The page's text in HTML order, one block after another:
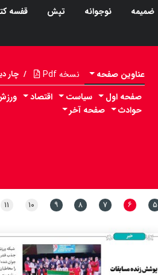
ضمیمه نوجوانه تپش قفسه
عناوین صفحه نسخه Pdf / چار
صفحه اول سیاست اقتصاد
حوادث
صفحه آخر
۵ ۶ ۷ ۸ ۹ ۱۰ ۱۱